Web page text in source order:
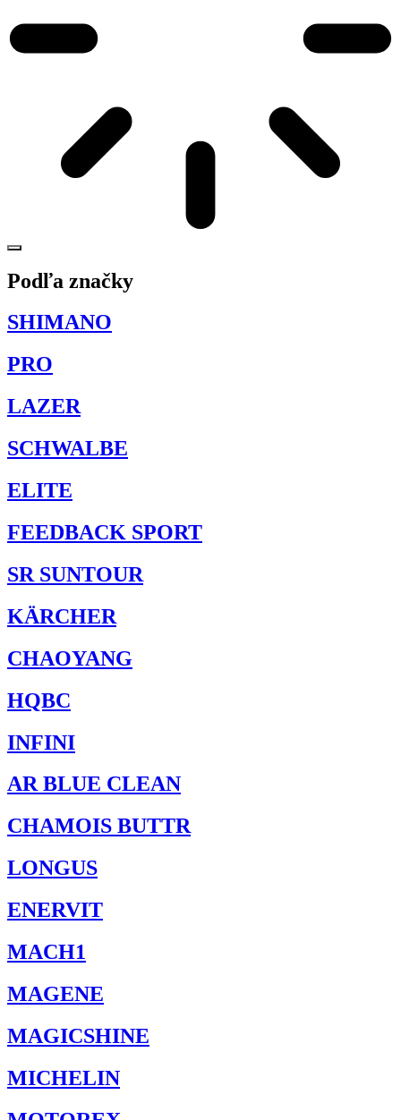
Podľa značky
SHIMANO
PRO
LAZER
SCHWALBE
ELITE
FEEDBACK SPORT
SR SUNTOUR
KÄRCHER
CHAOYANG
HQBC
INFINI
AR BLUE CLEAN
CHAMOIS BUTTR
LONGUS
ENERVIT
MACH1
MAGENE
MAGICSHINE
MICHELIN